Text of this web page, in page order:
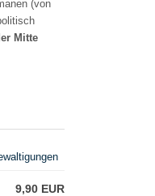
(von
Mitte
9,90 EUR